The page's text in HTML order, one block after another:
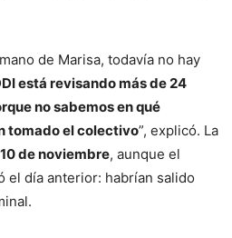
de Marisa, todavía no hay
está revisando más de 24
no sabemos en qué
tomado el colectivo”, explicó. La
10 de noviembre, aunque el
el día anterior: habrían salido